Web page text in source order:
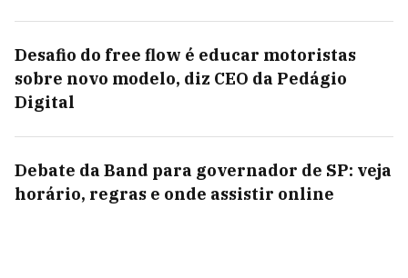
Desafio do free flow é educar motoristas
sobre novo modelo, diz CEO da Pedágio
Digital
Debate da Band para governador de SP: veja
horário, regras e onde assistir online